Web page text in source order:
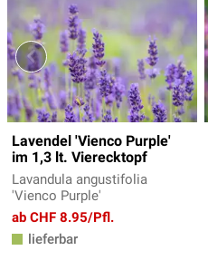
Lavendel 'Vienco Purple'
im 1,3 lt. Vierecktopf
Lavandula angustifolia
'Vienco Purple'
ab CHF 8.95/Pfl.
lieferbar